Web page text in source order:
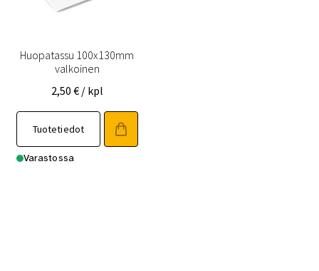
Huopatassu 100x130mm
valkoinen
2,50 € / kpl
Tuotetiedot
Varastossa